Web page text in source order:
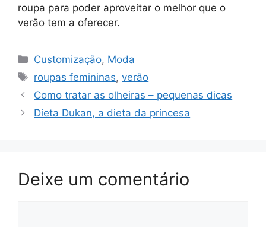
roupa para poder aproveitar o melhor que o
verão tem a oferecer.
Categorias
Customização, Moda
Tags
roupas femininas,verão
Como tratar as olheiras – pequenas dicas
Dieta Dukan, a dieta da princesa
Deixe um comentário